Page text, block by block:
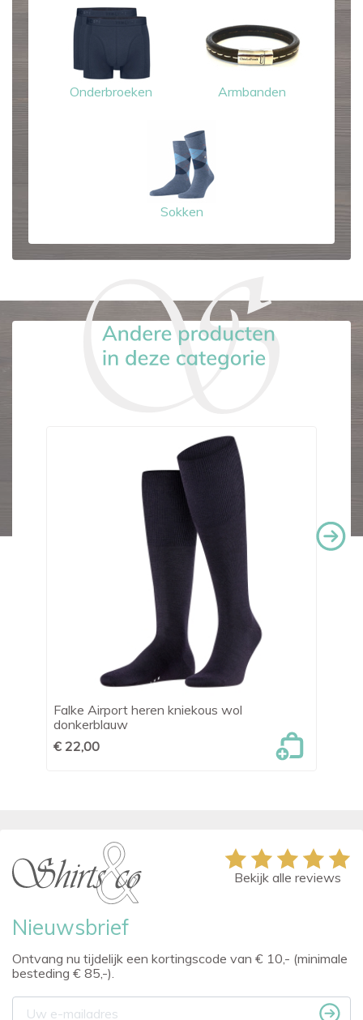
Onderbroeken Armbanden
Sokken
Falke Airport heren kniekous wol
donkerblauw
€ 22,00
Nieuwsbrief
Ontvang nu tijdelijk een kortingscode van € 10,- (minimale
besteding € 85,-).
Bekijk alle reviews